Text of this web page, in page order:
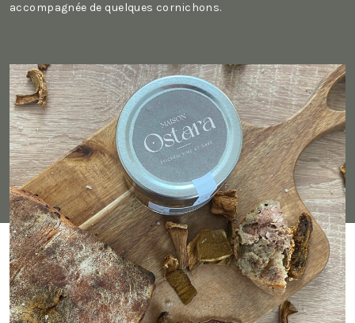
accompagnée de quelques cornichons.